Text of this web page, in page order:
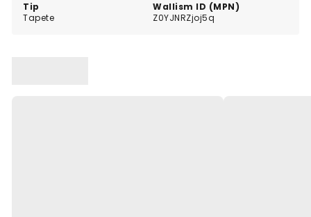
Tip
Tapete
Wallism ID (MPN)
Z0YJNRZjoj5q